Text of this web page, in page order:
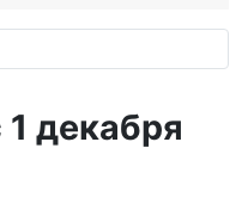
декабря